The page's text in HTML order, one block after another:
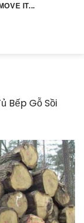
IT...
Bếp Gỗ Sồi